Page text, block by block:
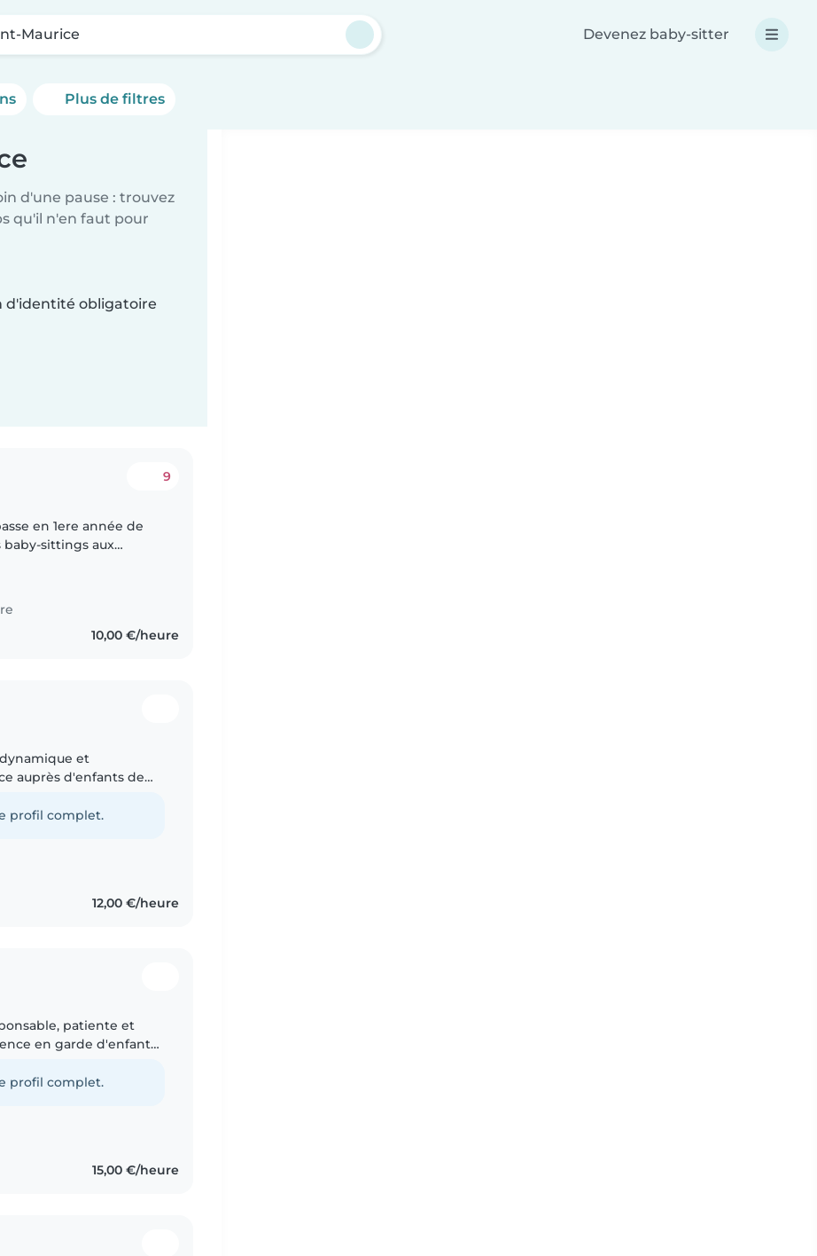
Maurice Devenez baby-sitter
Plus de filtres
d'une pause : trouvez
qu'il n'en faut pour
d'identité obligatoire
9
en 1ere année de
baby-sittings aux
10,00 €/heure
et
auprès d'enfants de
profil complet.
12,00 €/heure
patiente et
en garde d'enfants.
profil complet.
15,00 €/heure